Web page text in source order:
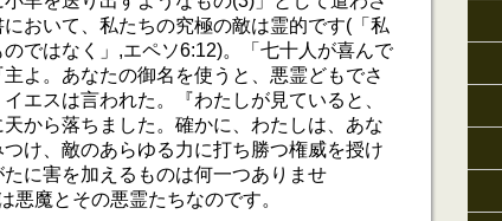
おいて、私たちの究極の敵は霊的です(「私
ではなく」,エペソ6:12)。「七十人が喜んで
よ。あなたの御名を使うと、悪霊どもでさ
エスは言われた。『わたしが見ていると、
から落ちました。確かに、わたしは、あな
け、敵のあらゆる力に打ち勝つ権威を授け
に害を加えるものは何一つありませ
魔とその悪霊たちなのです。